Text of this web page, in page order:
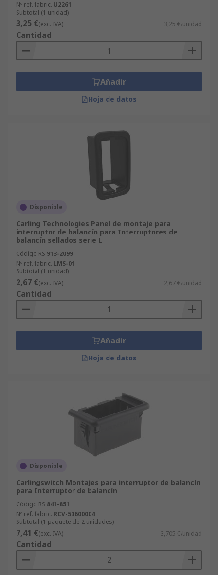
Nº ref. fabric. U2261
Subtotal (1 unidad)
3,25 €(exc. IVA) 3,25 €/unidad
Cantidad
Añadir
Hoja de datos
Disponible
Carling Technologies Panel de montaje para
interruptor de balancín para Interruptores de
balancín sellados serie L
Código RS 913-2099
Nº ref. fabric. LMS-01
Subtotal (1 unidad)
2,67 €(exc. IVA) 2,67 €/unidad
Cantidad
Añadir
Hoja de datos
Disponible
Carlingswitch Montajes para interruptor de balancín
para Interruptor de balancín
Código RS 841-851
Nº ref. fabric. RCV-53600004
Subtotal (1 paquete de 2 unidades)
7,41 €(exc. IVA) 3,705 €/unidad
Cantidad